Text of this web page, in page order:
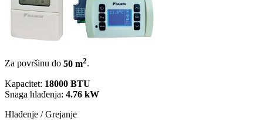
Za površinu do 50 m2.
Kapacitet: 18000 BTU
Snaga hlađenja: 4.76 kW
Hlađenje / Grejanje